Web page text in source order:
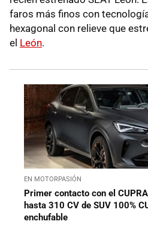
faros más finos con
hexagonal con relieve que
el León.
EN MOTORPASIÓN
Primer contacto con el
hasta 310 CV de SUV 100%
enchufable